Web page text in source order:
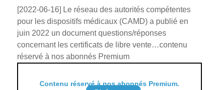
[2022-06-16] Le réseau des autorités compétentes
pour les dispositifs médicaux (CAMD) a publié en
juin 2022 un document questions/réponses
concernant les certificats de libre vente…contenu
réservé à nos abonnés Premium
Contenu réservé à nos abonnés Premium.